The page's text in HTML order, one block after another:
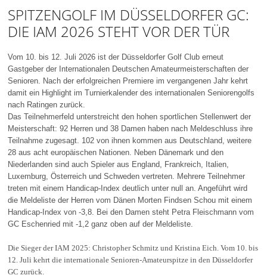
SPITZENGOLF IM DÜSSELDORFER GC:
DIE IAM 2026 STEHT VOR DER TÜR
Vom 10. bis 12. Juli 2026 ist der Düsseldorfer Golf Club erneut
Gastgeber der Internationalen Deutschen Amateurmeisterschaften der
Senioren. Nach der erfolgreichen Premiere im vergangenen Jahr kehrt
damit ein Highlight im Turnierkalender des internationalen Seniorengolfs
nach Ratingen zurück.
Das Teilnehmerfeld unterstreicht den hohen sportlichen Stellenwert der
Meisterschaft: 92 Herren und 38 Damen haben nach Meldeschluss ihre
Teilnahme zugesagt. 102 von ihnen kommen aus Deutschland, weitere
28 aus acht europäischen Nationen. Neben Dänemark und den
Niederlanden sind auch Spieler aus England, Frankreich, Italien,
Luxemburg, Österreich und Schweden vertreten. Mehrere Teilnehmer
treten mit einem Handicap-Index deutlich unter null an. Angeführt wird
die Meldeliste der Herren vom Dänen Morten Findsen Schou mit einem
Handicap-Index von -3,8. Bei den Damen steht Petra Fleischmann vom
GC Eschenried mit -1,2 ganz oben auf der Meldeliste.
Die Sieger der IAM 2025: Christopher Schmitz und Kristina Eich. Vom 10. bis
12. Juli kehrt die internationale Senioren-Amateurspitze in den Düsseldorfer
GC zurück.